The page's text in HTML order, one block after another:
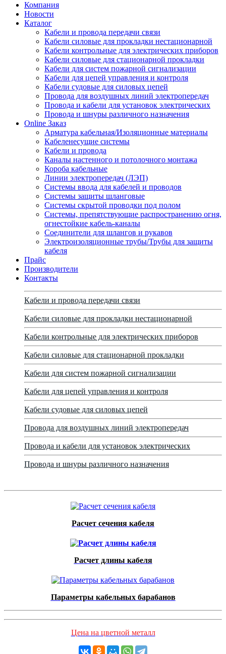
Компания
Новости
Каталог
Кабели и провода передачи связи
Кабели силовые для прокладки нестационарной
Кабели контрольные для электрических приборов
Кабели силовые для стационарной прокладки
Кабели для систем пожарной сигнализации
Кабели для цепей управления и контроля
Кабели судовые для силовых цепей
Провода для воздушных линий электропередач
Провода и кабели для установок электрических
Провода и шнуры различного назначения
Online Заказ
Арматура кабельная/Изоляционные материалы
Кабеленесущие системы
Кабели и провода
Каналы настенного и потолочного монтажа
Короба кабельные
Линии электропередач (ЛЭП)
Системы ввода для кабелей и проводов
Системы защиты шланговые
Системы скрытой проводки под полом
Системы, препятствующие распространению огня,
огнестойкие кабель-каналы
Соединители для шлангов и рукавов
Электроизоляционные трубы/Трубы для защиты
кабеля
Прайс
Производители
Контакты
Кабели и провода передачи связи
Кабели силовые для прокладки нестационарной
Кабели контрольные для электрических приборов
Кабели силовые для стационарной прокладки
Кабели для систем пожарной сигнализации
Кабели для цепей управления и контроля
Кабели судовые для силовых цепей
Провода для воздушных линий электропередач
Провода и кабели для установок электрических
Провода и шнуры различного назначения
Расчет сечения кабеля
Расчет длины кабеля
Параметры кабельных барабанов
Цена на цветной металл